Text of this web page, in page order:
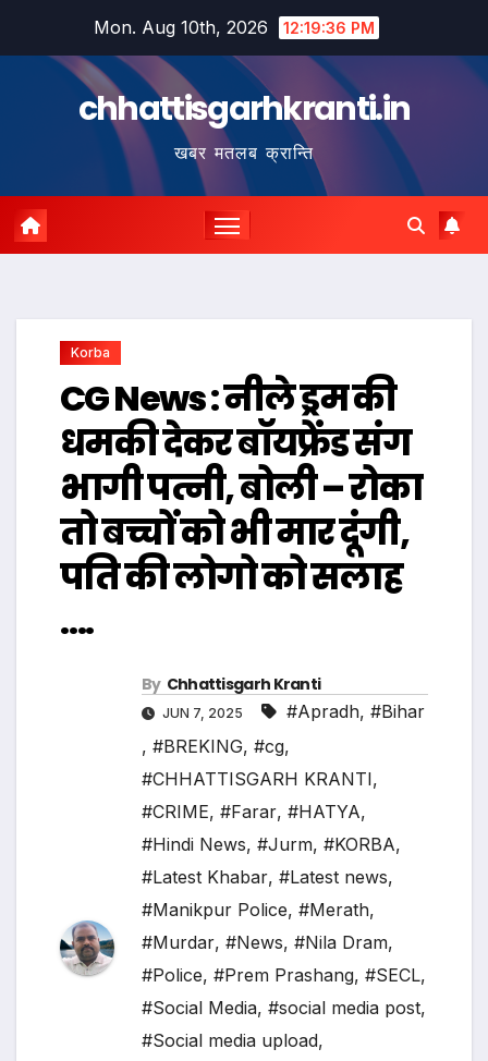
Mon. Aug 10th, 2026 12:19:37 PM
chhattisgarhkranti.in
खबर मतलब क्रान्ति
Korba
CG News : नीले ड्रम की
धमकी देकर बॉयफ्रेंड संग
भागी पत्नी, बोली – रोका
तो बच्चों को भी मार दूंगी,
पति की लोगो को सलाह
….
By Chhattisgarh Kranti
JUN 7, 2025 #Apradh, #Bihar
, #BREKING, #cg,
#CHHATTISGARH KRANTI,
#CRIME, #Farar, #HATYA,
#Hindi News, #Jurm, #KORBA,
#Latest Khabar, #Latest news,
#Manikpur Police, #Merath,
#Murdar, #News, #Nila Dram,
#Police, #Prem Prashang, #SECL,
#Social Media, #social media post,
#Social media upload,